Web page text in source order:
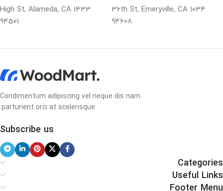
1034 36th St, Emeryville, CA
94608
1433 High St, Alameda, CA
94501
Condimentum adipiscing vel neque dis nam
parturient orci at scelerisque.
Subscribe us
Categories
Useful Links
Footer Menu